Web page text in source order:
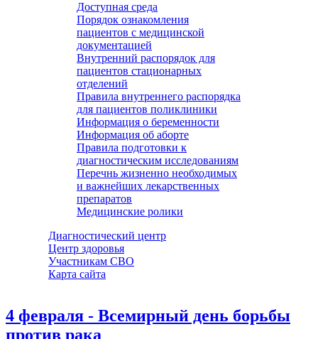
Доступная среда
Порядок ознакомления
пациентов с медицинской
документацией
Внутренний распорядок для
пациентов стационарных
отделений
Правила внутреннего распорядка
для пациентов поликлиники
Информация о беременности
Информация об аборте
Правила подготовки к
диагностическим исследованиям
Перечнь жизненно необходимых
и важнейших лекарственных
препаратов
Медицинские ролики
Диагностический центр
Центр здоровья
Участникам СВО
Карта сайта
4 февраля - Всемирный день борьбы
против рака